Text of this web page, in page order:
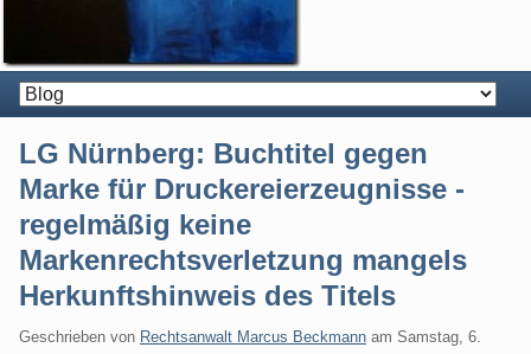
LG Nürnberg: Buchtitel gegen
Marke für Druckereierzeugnisse -
regelmäßig keine
Markenrechtsverletzung mangels
Herkunftshinweis des Titels
Geschrieben von Rechtsanwalt Marcus Beckmann am Samstag, 6.